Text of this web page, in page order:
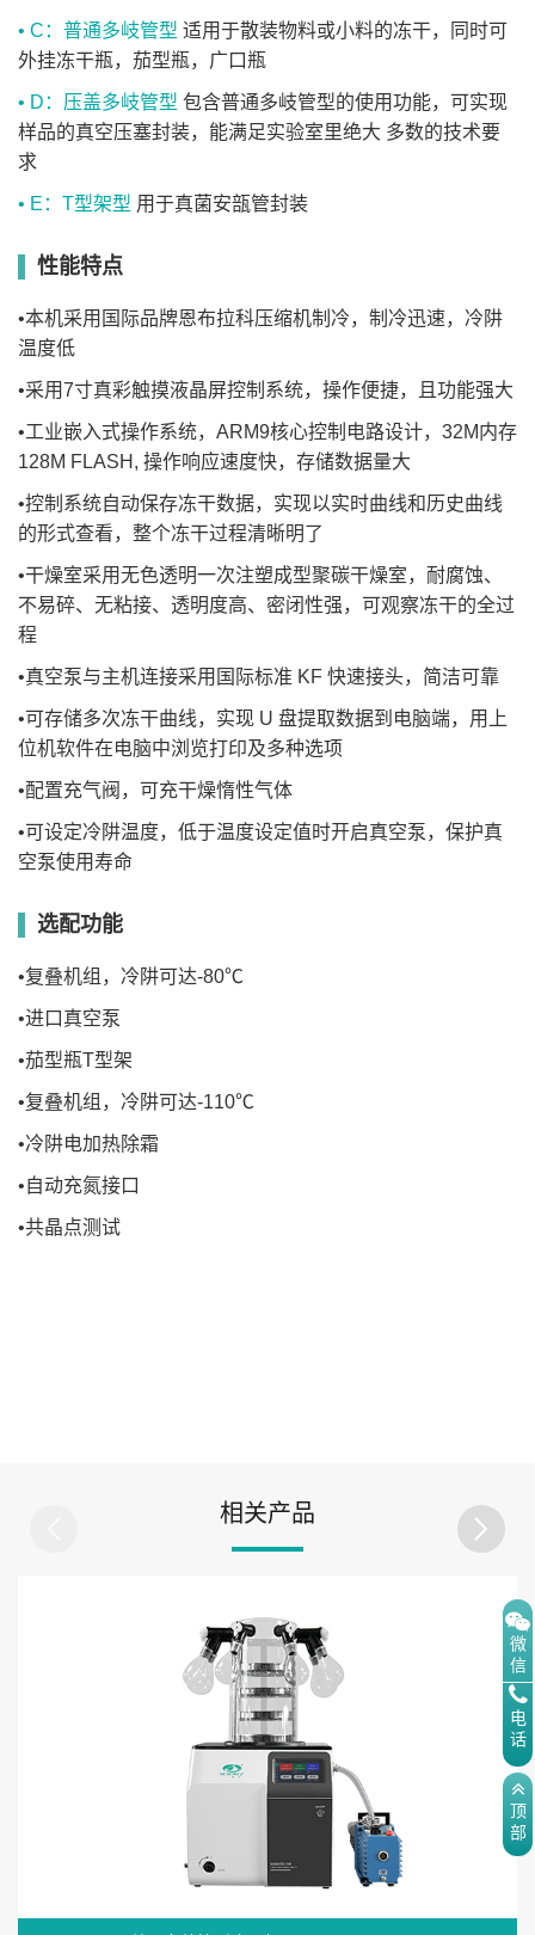
• C：普通多岐管型 适用于散装物料或小料的冻干，同时可
外挂冻干瓶，茄型瓶，广口瓶
• D：压盖多岐管型 包含普通多岐管型的使用功能，可实现
样品的真空压塞封装，能满足实验室里绝大 多数的技术要
求
• E：T型架型 用于真菌安瓿管封装
性能特点
•本机采用国际品牌恩布拉科压缩机制冷，制冷迅速，冷阱
温度低
•采用7寸真彩触摸液晶屏控制系统，操作便捷，且功能强大
•工业嵌入式操作系统，ARM9核心控制电路设计，32M内存
128M FLASH, 操作响应速度快，存储数据量大
•控制系统自动保存冻干数据，实现以实时曲线和历史曲线
的形式查看，整个冻干过程清晰明了
•干燥室采用无色透明一次注塑成型聚碳干燥室，耐腐蚀、
不易碎、无粘接、透明度高、密闭性强，可观察冻干的全过
程
•真空泵与主机连接采用国际标准 KF 快速接头，简洁可靠
•可存储多次冻干曲线，实现 U 盘提取数据到电脑端，用上
位机软件在电脑中浏览打印及多种选项
•配置充气阀，可充干燥惰性气体
•可设定冷阱温度，低于温度设定值时开启真空泵，保护真
空泵使用寿命
选配功能
•复叠机组，冷阱可达-80℃
•进口真空泵
•茄型瓶T型架
•复叠机组，冷阱可达-110℃
•冷阱电加热除霜
•自动充氮接口
•共晶点测试
相关产品
微
信
电
话
顶
部